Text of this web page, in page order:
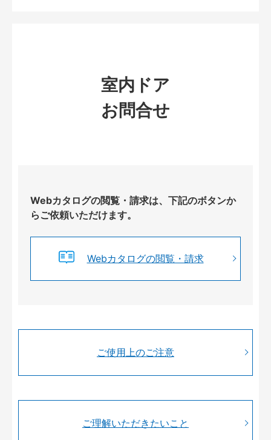
室内ドア
お問合せ
Webカタログの閲覧・請求は、下記のボタンか
らご依頼いただけます。
Webカタログの閲覧・請求
ご使用上のご注意
ご理解いただきたいこと